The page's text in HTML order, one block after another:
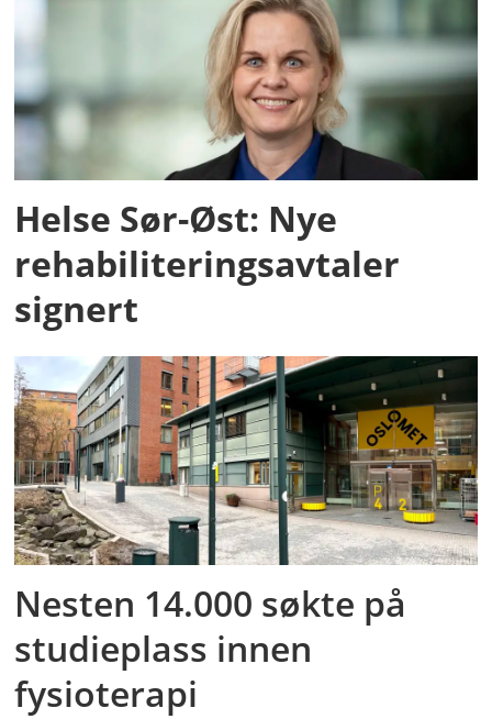
Helse Sør-Øst: Nye
rehabiliteringsavtaler
signert
Nesten 14.000 søkte på
studieplass innen
fysioterapi